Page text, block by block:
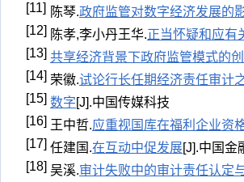
[11] 陈琴.政府监管对数字经济发展的
[12] 陈孝,李小丹王华.正当怀疑和应有
[13] 共享经济背景下政府监管模式的
[14] 荣徽.试论行长任期经济责任审计
[15] 数字[J].中国传媒科技
[16] 王中哲.应重视国库在福利企业资
[17] 任建国.在互动中促发展[J].中国金
[18] 吴溪.审计失败中的审计责任认定